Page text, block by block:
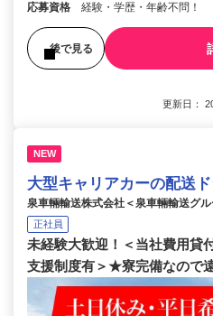
応募資格 経験・学歴・年齢不問！
後で見る
更新日：
NEW
大型キャリアカーの配送
泉車輛輸送株式会社＜泉車輛輸送グ
正社員
未経験大歓迎！＜当社費用貸
支援制度有＞★寮完備なので